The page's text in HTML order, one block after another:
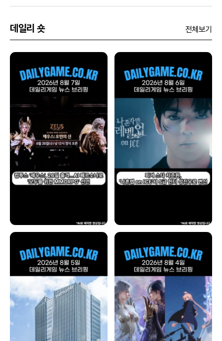
데일리 숏 전체보기